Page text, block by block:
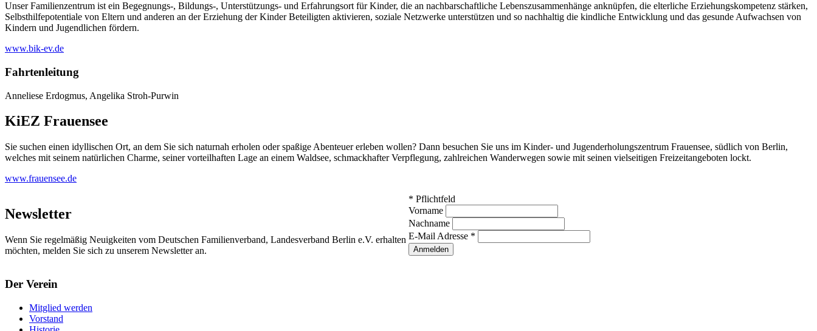
Unser Familienzentrum ist ein Begegnungs-, Bildungs-, Unterstützungs- und Erfahrungsort für Kinder, die an nachbarschaftliche Lebenszusammenhänge anknüpfen, die elterliche Erziehungskompetenz stärken,
Selbsthilfepotentiale von Eltern und anderen an der Erziehung der Kinder Beteiligten aktivieren, soziale Netzwerke unterstützen und so nachhaltig die kindliche Entwicklung und das gesunde Aufwachsen von
Kindern und Jugendlichen fördern.
www.bik-ev.de
Fahrtenleitung
Anneliese Erdogmus, Angelika Stroh-Purwin
KiEZ Frauensee
Sie suchen einen idyllischen Ort, an dem Sie sich naturnah erholen oder spaßige Abenteuer erleben wollen? Dann besuchen Sie uns im Kinder- und Jugenderholungszentrum Frauensee, südlich von Berlin,
welches mit seinem natürlichen Charme, seiner vorteilhaften Lage an einem Waldsee, schmackhafter Verpflegung, zahlreichen Wanderwegen sowie mit seinen vielseitigen Freizeitangeboten lockt.
www.frauensee.de
Newsletter
Wenn Sie regelmäßig Neuigkeiten vom Deutschen Familienverband, Landesverband Berlin e.V. erhalten
möchten, melden Sie sich zu unserem Newsletter an.
* Pflichtfeld
Vorname
Nachname
E-Mail Adresse *
Der Verein
Mitglied werden
Vorstand